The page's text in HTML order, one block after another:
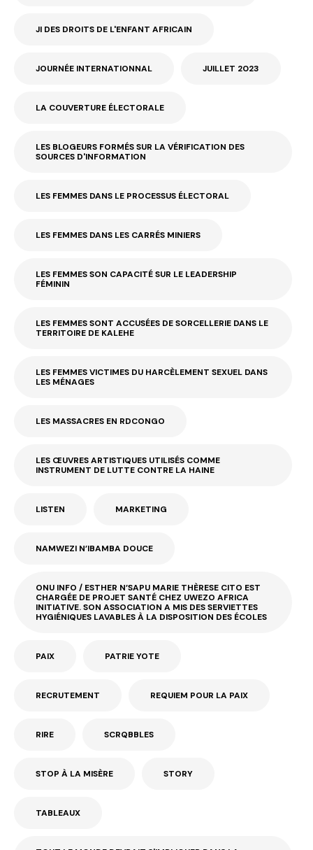
JI DES DROITS DE L'ENFANT AFRICAIN
JOURNÉE INTERNATIONNAL JUILLET 2023
LA COUVERTURE ÉLECTORALE
LES BLOGEURS FORMÉS SUR LA VÉRIFICATION DES
SOURCES D'INFORMATION
LES FEMMES DANS LE PROCESSUS ÉLECTORAL
LES FEMMES DANS LES CARRÉS MINIERS
LES FEMMES SON CAPACITÉ SUR LE LEADERSHIP
FÉMININ
LES FEMMES SONT ACCUSÉES DE SORCELLERIE DANS LE
TERRITOIRE DE KALEHE
LES FEMMES VICTIMES DU HARCÈLEMENT SEXUEL DANS
LES MÉNAGES
LES MASSACRES EN RDCONGO
LES ŒUVRES ARTISTIQUES UTILISÉS COMME
INSTRUMENT DE LUTTE CONTRE LA HAINE
LISTEN MARKETING
NAMWEZI N’IBAMBA DOUCE
ONU INFO / ESTHER N’SAPU MARIE THÈRESE CITO EST
CHARGÉE DE PROJET SANTÉ CHEZ UWEZO AFRICA
INITIATIVE. SON ASSOCIATION A MIS DES SERVIETTES
HYGIÉNIQUES LAVABLES À LA DISPOSITION DES ÉCOLES
PAIX PATRIE YOTE
RECRUTEMENT REQUIEM POUR LA PAIX
RIRE SCRQBBLES
STOP À LA MISÈRE STORY
TABLEAUX